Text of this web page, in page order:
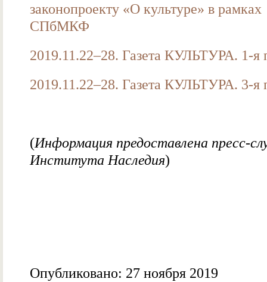
законопроекту «О культуре» в рамках
СПбМКФ
2019.11.22–28. Газета КУЛЬТУРА. 1-я
2019.11.22–28. Газета КУЛЬТУРА. 3-я
(Информация предоставлена пресс-
Института Наследия)
Опубликовано: 27 ноября 2019